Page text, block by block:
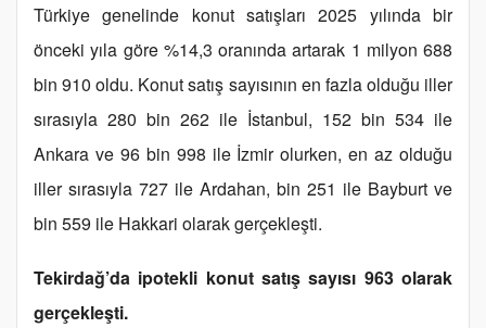
Türkiye genelinde konut satışları 2025 yılında bir
önceki yıla göre %14,3 oranında artarak 1 milyon 688
bin 910 oldu. Konut satış sayısının en fazla olduğu iller
sırasıyla 280 bin 262 ile İstanbul, 152 bin 534 ile
Ankara ve 96 bin 998 ile İzmir olurken, en az olduğu
iller sırasıyla 727 ile Ardahan, bin 251 ile Bayburt ve
bin 559 ile Hakkari olarak gerçekleşti.
Tekirdağ’da ipotekli konut satış sayısı 963 olarak
gerçekleşti.